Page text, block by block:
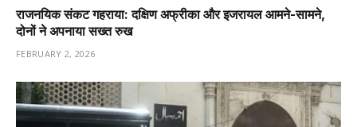
राजनयिक संकट गहराया: दक्षिण अफ्रीका और इजरायल आमने-सामने,
दोनों ने अपनाया सख्त रुख
FEBRUARY 2, 2026